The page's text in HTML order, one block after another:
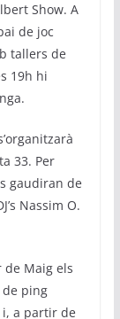
Show. A
de joc
tallers de
19h hi
33. Per
gaudiran de
Nassim O.
de Maig els
de ping
i, a partir de